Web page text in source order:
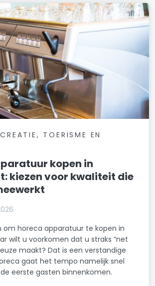
TOERISME EN
kopen in
kiezen voor kwaliteit die
om horeca apparatuur te kopen in
wilt u voorkomen dat u straks “net
maakt? Dat is een verstandige
gaat het tempo namelijk snel
eerste gasten binnenkomen.